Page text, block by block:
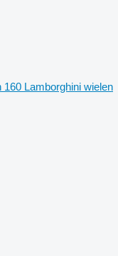
160 Lamborghini wielen